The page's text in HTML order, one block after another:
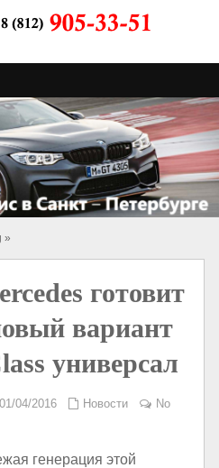
»
готовит
вариант
универсал
01/04/2016 Новости
No
генерация этой